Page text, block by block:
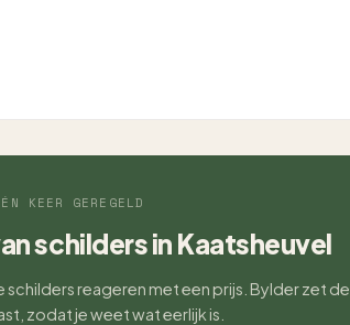
KEER GEREGELD
schilders in Kaatsheuvel
schilders reageren met een prijs. Bylder zet de
zodat je weet wat eerlijk is.